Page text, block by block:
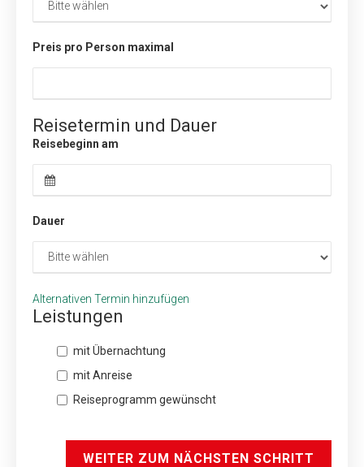
Preis pro Person maximal
Reisetermin und Dauer
Reisebeginn am
Dauer
Alternativen Termin hinzufügen
Leistungen
mit Übernachtung
mit Anreise
Reiseprogramm gewünscht
WEITER ZUM NÄCHSTEN SCHRITT